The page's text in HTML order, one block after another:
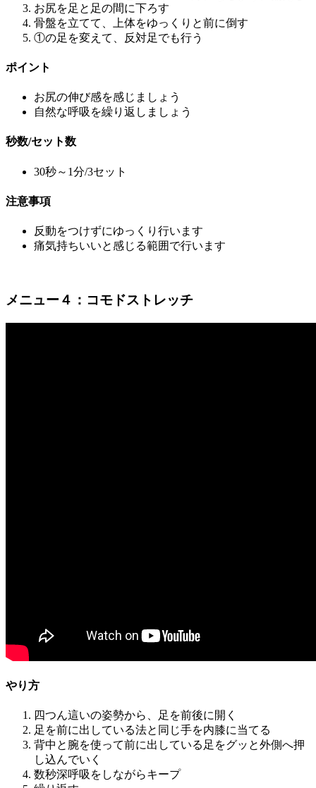
お尻を足と足の間に下ろす
骨盤を立てて、上体をゆっくりと前に倒す
①の足を変えて、反対足でも行う
ポイント
お尻の伸び感を感じましょう
自然な呼吸を繰り返しましょう
秒数/セット数
30秒～1分/3セット
注意事項
反動をつけずにゆっくり行います
痛気持ちいいと感じる範囲で行います
メニュー４：コモドストレッチ
やり方
四つん這いの姿勢から、足を前後に開く
足を前に出している法と同じ手を内膝に当てる
背中と腕を使って前に出している足をグッと外側へ押
し込んでいく
数秒深呼吸をしながらキープ